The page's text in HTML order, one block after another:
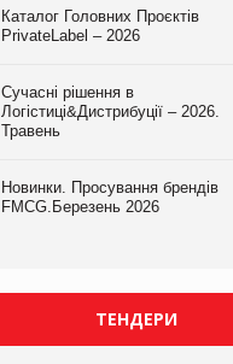
Каталог Головних Проєктів
PrivateLabel – 2026
Сучасні рішення в
Логістиці&Дистрибуції – 2026.
Травень
Новинки. Просування брендів
FMCG.Березень 2026
ТЕНДЕРИ